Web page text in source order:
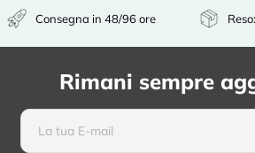
Consegna in 48/96 ore
Rimani sempre